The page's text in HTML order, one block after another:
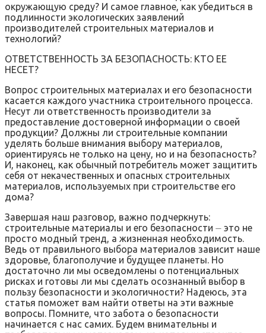
окружающую среду? И самое главное, как убедиться в
подлинности экологических заявлений
производителей строительных материалов и
технологий?
ОТВЕТСТВЕННОСТЬ ЗА БЕЗОПАСНОСТЬ: КТО ЕЕ
НЕСЕТ?
Вопрос строительных материалах и его безопасности
касается каждого участника строительного процесса.
Несут ли ответственность производители за
предоставление достоверной информации о своей
продукции? Должны ли строительные компании
уделять больше внимания выбору материалов,
ориентируясь не только на цену, но и на безопасность?
И, наконец, как обычный потребитель может защитить
себя от некачественных и опасных строительных
материалов, используемых при строительстве его
дома?
Завершая наш разговор, важно подчеркнуть:
строительные материалы и его безопасности ⏤ это не
просто модный тренд, а жизненная необходимость.
Ведь от правильного выбора материалов зависит наше
здоровье, благополучие и будущее планеты. Но
достаточно ли мы осведомлены о потенциальных
рисках и готовы ли мы сделать осознанный выбор в
пользу безопасности и экологичности? Надеюсь, эта
статья поможет вам найти ответы на эти важные
вопросы. Помните, что забота о безопасности
начинается с нас самих. Будем внимательны и